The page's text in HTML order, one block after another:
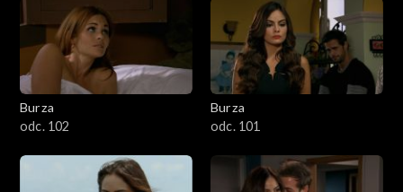
Burza
odc. 102
Burza
odc. 101